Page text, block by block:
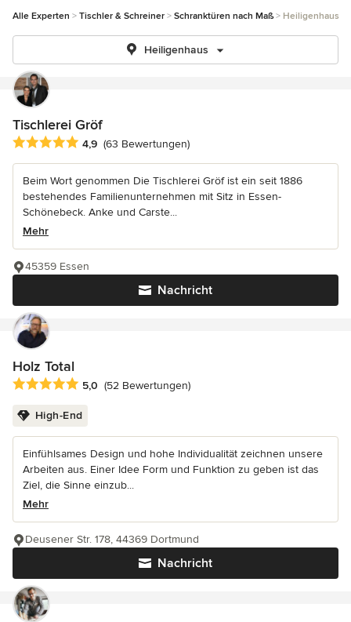
Alle Experten Tischler & Schreiner Schranktüren nach Maß Heiligenhaus
Heiligenhaus
Tischlerei Gröf
Durchschnittliche Bewertung: 4.9 von 5 Sternen
4,9 (63 Bewertungen)
Beim Wort genommen Die Tischlerei Gröf ist ein seit 1886
bestehendes Familienunternehmen mit Sitz in Essen-
Schönebeck. Anke und Carste...
Mehr
Nachricht
45359 Essen
Holz Total
Durchschnittliche Bewertung: 5 von 5 Sternen
5,0 (52 Bewertungen)
High-End
Einfühlsames Design und hohe Individualität zeichnen unsere
Arbeiten aus. Einer Idee Form und Funktion zu geben ist das
Ziel, die Sinne einzub...
Mehr
Nachricht
Deusener Str. 178, 44369 Dortmund